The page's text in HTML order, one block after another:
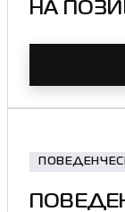
НА